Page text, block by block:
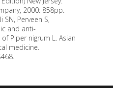
2000: 858pp.
SN, Perveen S,
and anti-
Piper nigrum L. Asian
medicine.